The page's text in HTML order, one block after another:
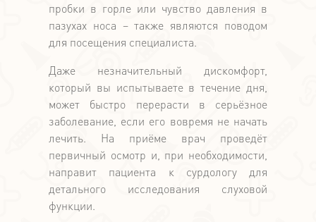
пробки в горле или чувство давления в
пазухах носа – также являются поводом
для посещения специалиста.
Даже незначительный дискомфорт,
который вы испытываете в течение дня,
может быстро перерасти в серьёзное
заболевание, если его вовремя не начать
лечить. На приёме врач проведёт
первичный осмотр и, при необходимости,
направит пациента к сурдологу для
детального исследования слуховой
функции.